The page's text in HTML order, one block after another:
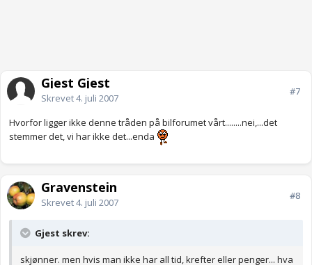
Gjest Gjest
Skrevet4. juli 2007
#7
Hvorfor ligger ikke denne tråden på bilforumet vårt........nei,...det
stemmer det, vi har ikke det...enda
Gravenstein
Skrevet4. juli 2007
#8
Gjest skrev:
skjønner. men hvis man ikke har all tid, krefter eller penger... hva